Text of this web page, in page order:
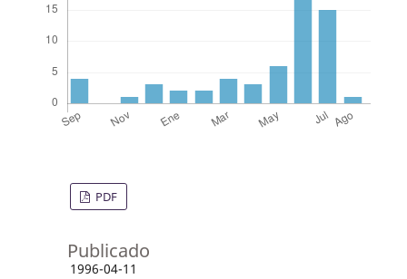
PDF
Publicado
1996-04-11